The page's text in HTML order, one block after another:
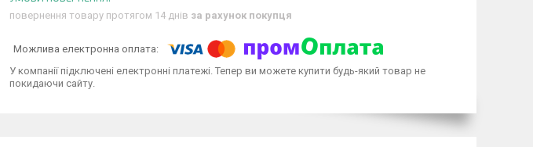
повернення товару протягом 14 днів за рахунок покупця
У компанії підключені електронні платежі. Тепер ви можете купити будь-який товар не
покидаючи сайту.